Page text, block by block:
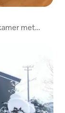
met